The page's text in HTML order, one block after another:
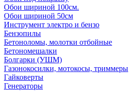
Обои шириной 100см.
Обои шириной 50см
Инструмент электро и бензо
Бензопилы
Бетоноломы, молотки отбойные
Бетономешалки
Болгарки (УШМ)
Газонокосилки, мотокосы, триммеры
Гайковерты
Генераторы